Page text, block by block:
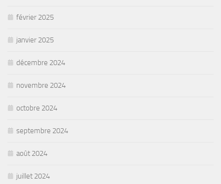
février 2025
janvier 2025
décembre 2024
novembre 2024
octobre 2024
septembre 2024
août 2024
juillet 2024